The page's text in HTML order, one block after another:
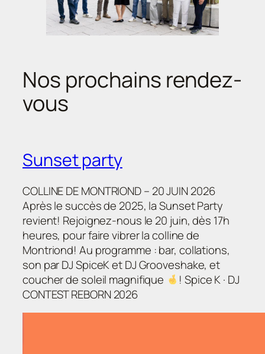
Nos prochains rendez-
vous
Sunset party
COLLINE DE MONTRIOND – 20 JUIN 2026
Après le succès de 2025, la Sunset Party
revient! Rejoignez-nous le 20 juin, dès 17h
heures, pour faire vibrer la colline de
Montriond! Au programme : bar, collations,
son par DJ SpiceK et DJ Grooveshake, et
coucher de soleil magnifique
! Spice K · DJ
CONTEST REBORN 2026